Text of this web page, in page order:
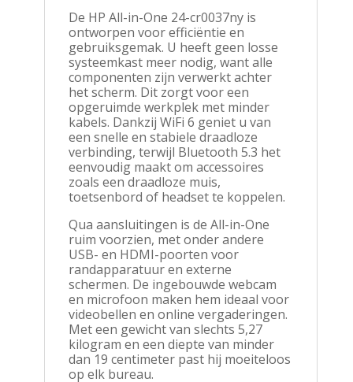
De HP All-in-One 24-cr0037ny is
ontworpen voor efficiëntie en
gebruiksgemak. U heeft geen losse
systeemkast meer nodig, want alle
componenten zijn verwerkt achter
het scherm. Dit zorgt voor een
opgeruimde werkplek met minder
kabels. Dankzij WiFi 6 geniet u van
een snelle en stabiele draadloze
verbinding, terwijl Bluetooth 5.3 het
eenvoudig maakt om accessoires
zoals een draadloze muis,
toetsenbord of headset te koppelen.
Qua aansluitingen is de All-in-One
ruim voorzien, met onder andere
USB- en HDMI-poorten voor
randapparatuur en externe
schermen. De ingebouwde webcam
en microfoon maken hem ideaal voor
videobellen en online vergaderingen.
Met een gewicht van slechts 5,27
kilogram en een diepte van minder
dan 19 centimeter past hij moeiteloos
op elk bureau.